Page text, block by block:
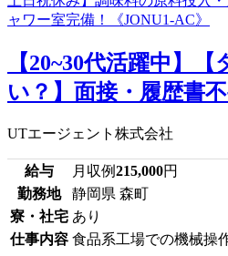
【20~30代活躍中】
い？】面接・履歴書
UTエージェント株式会社
給与 月収例215,000円
勤務地
静岡県 森町
寮・社宅 あり
仕事内容 食品系工場での機械操